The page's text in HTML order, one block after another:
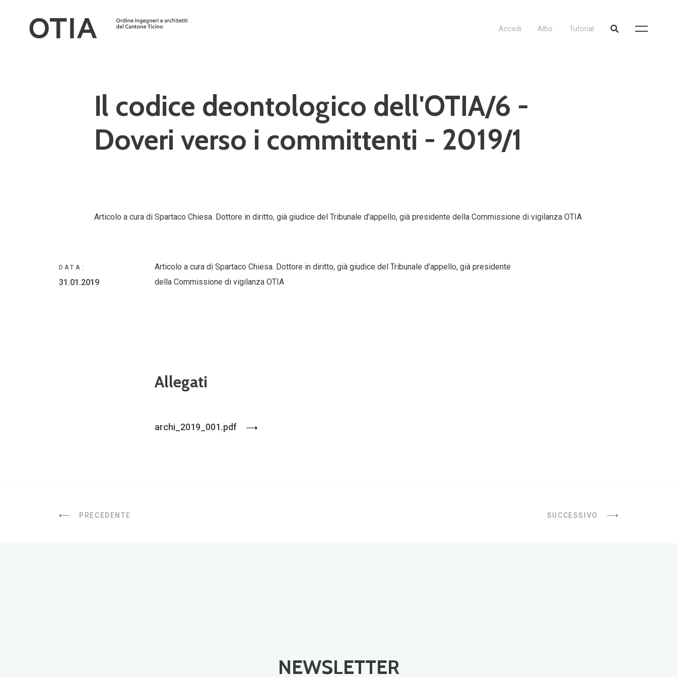
Accedi Albo Tutorial
Il codice deontologico dell'OTIA/6 -
Doveri verso i committenti - 2019/1
Articolo a cura di Spartaco Chiesa. Dottore in diritto, già giudice del Tribunale d’appello, già presidente della Commissione di vigilanza OTIA
DATA:
31.01.2019
Articolo a cura di Spartaco Chiesa. Dottore in diritto, già giudice del Tribunale d’appello, già presidente
della Commissione di vigilanza OTIA
Allegati
archi_2019_001.pdf
PRECEDENTE SUCCESSIVO
NEWSLETTER